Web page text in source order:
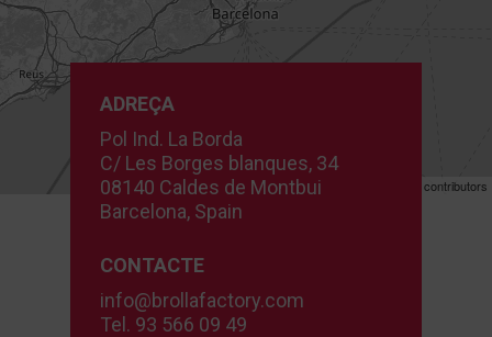
Leaflet | © contributors
ADREÇA
Pol Ind. La Borda
C/ Les Borges blanques, 34
08140 Caldes de Montbui
Barcelona, Spain
CONTACTE
info@brollafactory.com
Tel. 93 566 09 49